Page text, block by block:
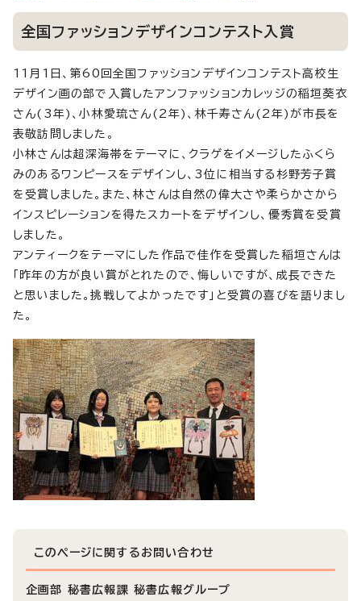
全国ファッションデザインコンテスト入賞
11月1日、第60回全国ファッションデザインコンテスト高校生
デザイン画の部で入賞したアンファッションカレッジの稲垣葵衣
さん(3年)、小林愛琉さん(2年)、林千寿さん(2年)が市長を
表敬訪問しました。
小林さんは超深海帯をテーマに、クラゲをイメージしたふくら
みのあるワンピースをデザインし、3位に相当する杉野芳子賞
を受賞しました。また、林さんは自然の偉大さや柔らかさから
インスピレーションを得たスカートをデザインし、優秀賞を受賞
しました。
アンティークをテーマにした作品で佳作を受賞した稲垣さんは
「昨年の方が良い賞がとれたので、悔しいですが、成長できた
と思いました。挑戦してよかったです」と受賞の喜びを語りまし
た。
このページに関する お問い合わせ
企画部 秘書広報課 秘書広報グループ